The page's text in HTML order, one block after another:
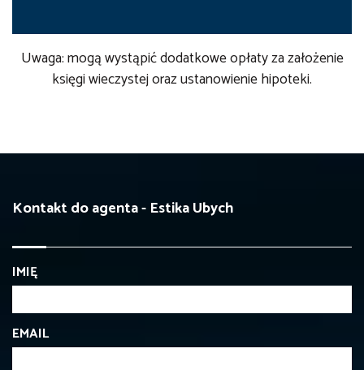
Uwaga: mogą wystąpić dodatkowe opłaty za założenie
księgi wieczystej oraz ustanowienie hipoteki.
Kontakt do agenta - Estika Ubych
IMIĘ
EMAIL